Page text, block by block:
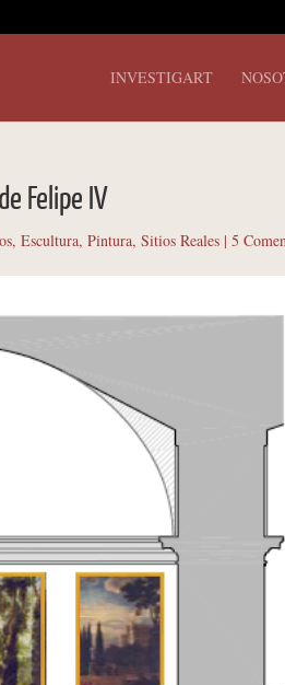
INVESTIGART
Felipe IV
,Escultura,Pintura,Sitios Reales |5